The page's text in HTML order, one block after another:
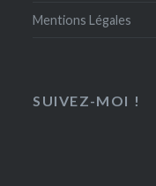
Mentions Légales
SUIVEZ-MOI !